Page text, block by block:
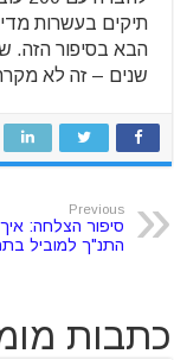
תיקים בעשרות
שנים – זה לא
Previous
סיפור הצלחה:
התנ"ך למוביל
כתבות